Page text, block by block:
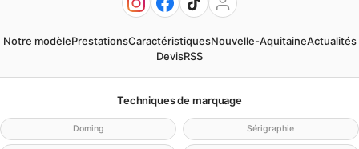
Notre modèlePrestationsCaractéristiquesNouvelle-AquitaineActualités
DevisRSS
Techniques de marquage
Doming Sérigraphie